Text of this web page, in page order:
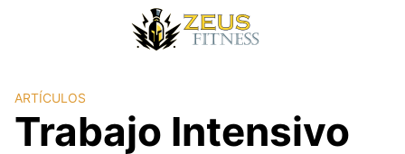
ARTÍCULOS
Trabajo Intensivo